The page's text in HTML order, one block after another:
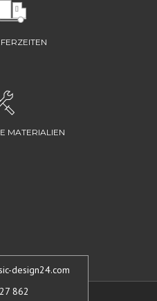
MATERIALIEN
design24.com
862